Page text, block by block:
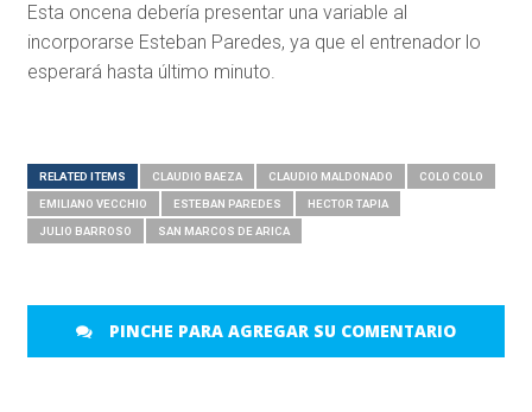
Esta oncena debería presentar una variable al
incorporarse Esteban Paredes, ya que el entrenador lo
esperará hasta último minuto.
RELATED ITEMS CLAUDIO BAEZA CLAUDIO MALDONADO COLO COLO
EMILIANO VECCHIO ESTEBAN PAREDES HECTOR TAPIA
JULIO BARROSO SAN MARCOS DE ARICA
PINCHE PARA AGREGAR SU COMENTARIO